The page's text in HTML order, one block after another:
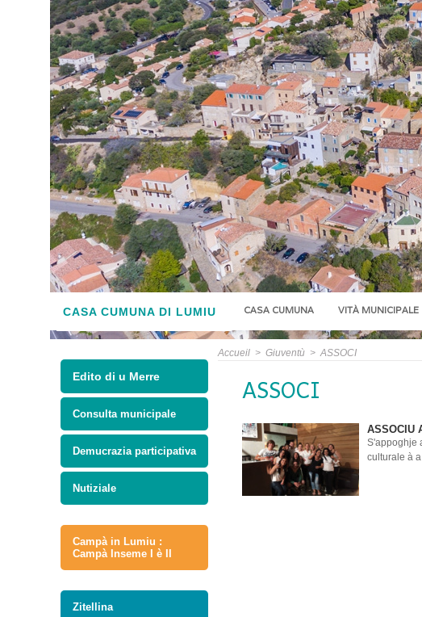
CASA CUMUNA DI LUMIU CASA CUMUNA VITÀ MUNICIPALE
Edito di u Merre
Consulta municipale
Demucrazia participativa
Nutiziale
Campà in Lumiu :
Campà Inseme I è II
Zitellina
Accueil > Giuventù > ASSOCI
ASSOCI
ASSOCIU
S'appoghje
culturale à